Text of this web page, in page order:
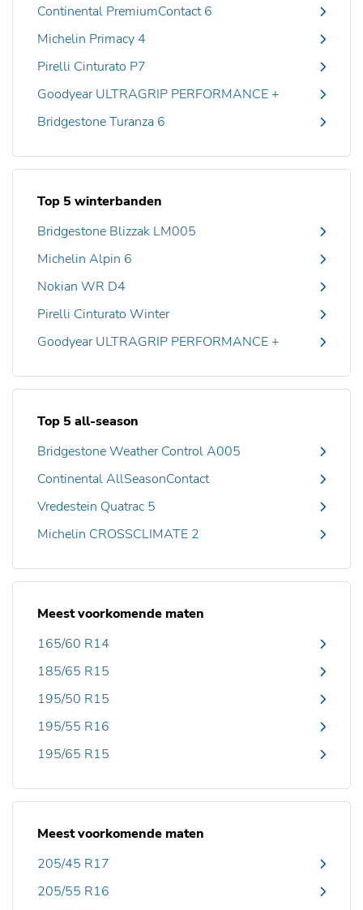
Continental PremiumContact 6
Michelin Primacy 4
Pirelli Cinturato P7
Goodyear ULTRAGRIP PERFORMANCE +
Bridgestone Turanza 6
Top 5 winterbanden
Bridgestone Blizzak LM005
Michelin Alpin 6
Nokian WR D4
Pirelli Cinturato Winter
Goodyear ULTRAGRIP PERFORMANCE +
Top 5 all-season
Bridgestone Weather Control A005
Continental AllSeasonContact
Vredestein Quatrac 5
Michelin CROSSCLIMATE 2
Meest voorkomende maten
165/60 R14
185/65 R15
195/50 R15
195/55 R16
195/65 R15
Meest voorkomende maten
205/45 R17
205/55 R16